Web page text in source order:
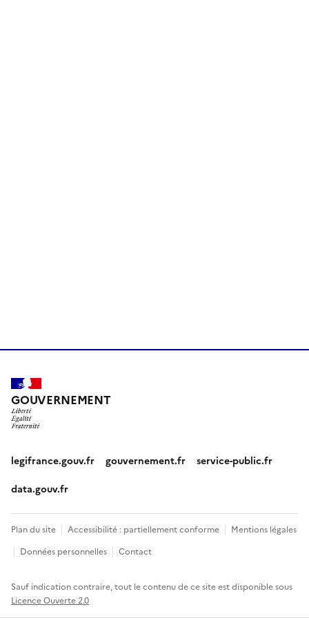
GOUVERNEMENT
legifrance.gouv.fr gouvernement.fr service-public.fr
data.gouv.fr
Plan du site Accessibilité : partiellement conforme
Mentions légales
Données personnelles
Contact
Sauf indication contraire, tout le contenu de ce site est disponible sous
Licence Ouverte 2.0